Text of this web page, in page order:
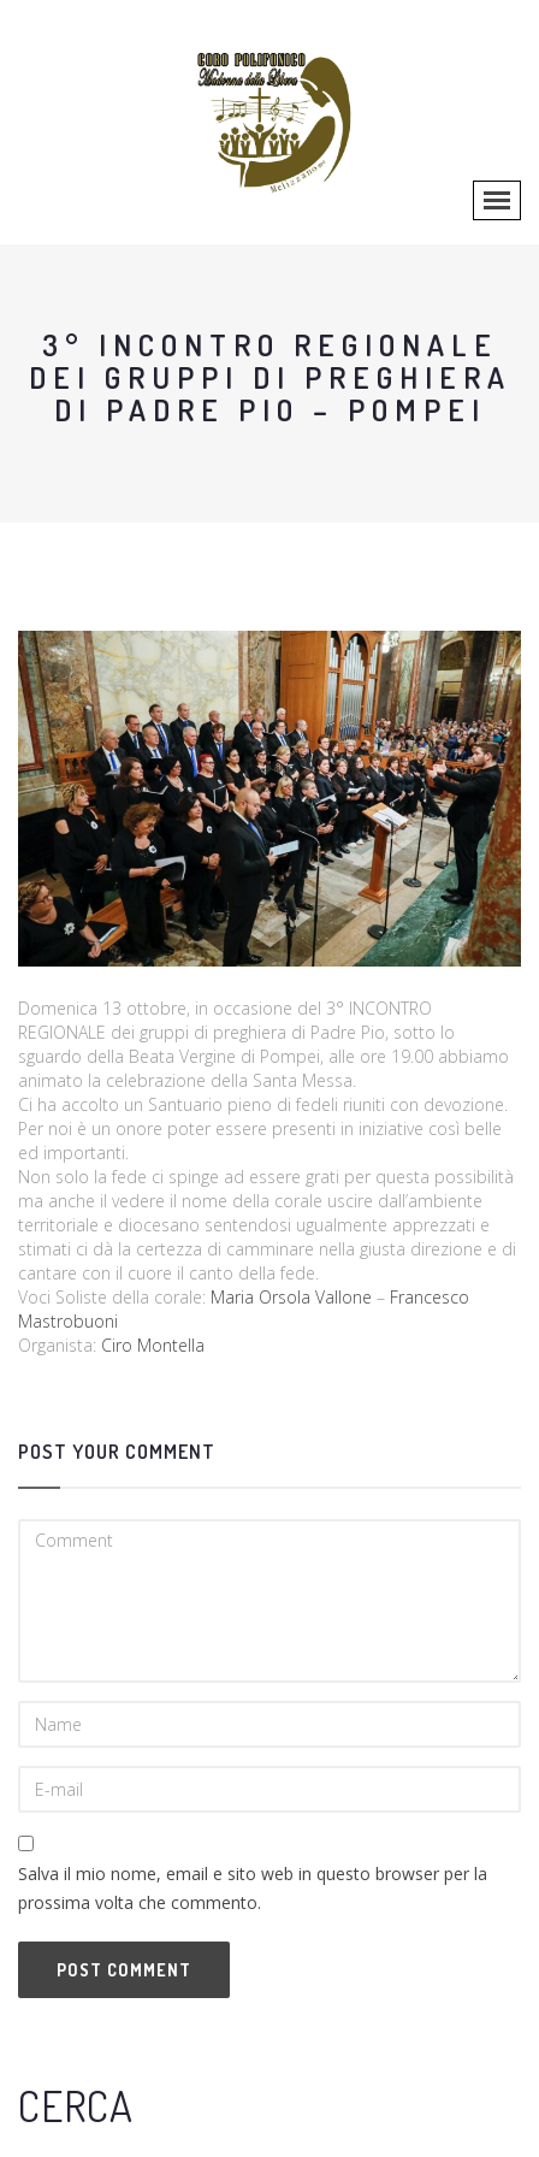
3° INCONTRO REGIONALE
DEI GRUPPI DI PREGHIERA
DI PADRE PIO – POMPEI
Domenica 13 ottobre, in occasione del 3° INCONTRO
REGIONALE dei gruppi di preghiera di Padre Pio, sotto lo
sguardo della Beata Vergine di Pompei, alle ore 19.00 abbiamo
animato la celebrazione della Santa Messa.
Ci ha accolto un Santuario pieno di fedeli riuniti con devozione.
Per noi è un onore poter essere presenti in iniziative così belle
ed importanti.
Non solo la fede ci spinge ad essere grati per questa possibilità
ma anche il vedere il nome della corale uscire dall’ambiente
territoriale e diocesano sentendosi ugualmente apprezzati e
stimati ci dà la certezza di camminare nella giusta direzione e di
cantare con il cuore il canto della fede.
Voci Soliste della corale: Maria Orsola Vallone – Francesco
Mastrobuoni
Organista: Ciro Montella
POST YOUR COMMENT
Salva il mio nome, email e sito web in questo browser per la
prossima volta che commento.
CERCA